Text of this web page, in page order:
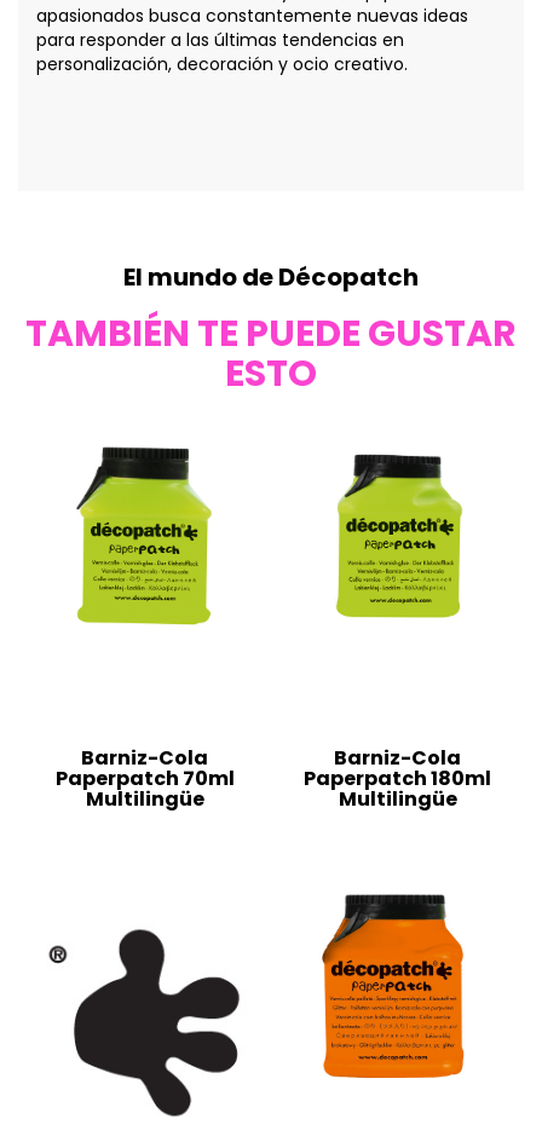
apasionados busca constantemente nuevas ideas
para responder a las últimas tendencias en
personalización, decoración y ocio creativo.
El mundo de Décopatch
TAMBIÉN TE PUEDE GUSTAR
ESTO
Barniz-Cola
Paperpatch 70ml
Multilingüe
Barniz-Cola
Paperpatch 180ml
Multilingüe